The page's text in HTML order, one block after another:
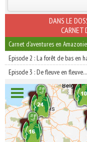
INSCRIVEZ-VOUS |
DANS LE
CARNET
Carnet d’aventures en Amazonie
Episode 2 : La forêt de bas en
Episode 3 : De fleuve en fleuve…